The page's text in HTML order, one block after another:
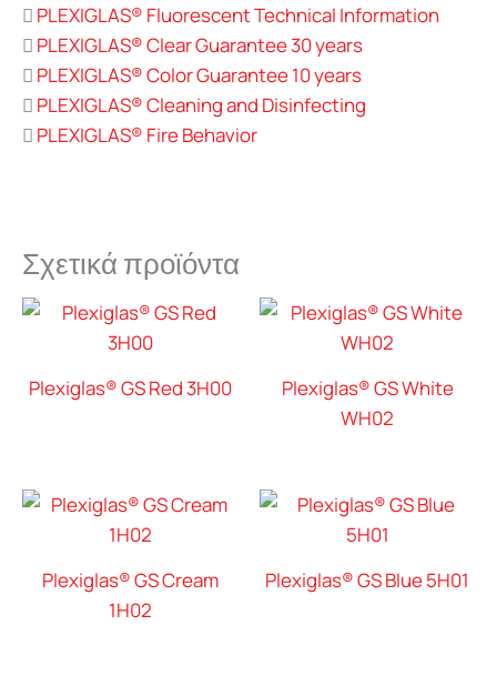
PLEXIGLAS® Fluorescent Technical Information
PLEXIGLAS® Clear Guarantee 30 years
PLEXIGLAS® Color Guarantee 10 years
PLEXIGLAS® Cleaning and Disinfecting
PLEXIGLAS® Fire Behavior
Σχετικά προϊόντα
Plexiglas® GS Red 3H00
Plexiglas® GS White
WH02
Plexiglas® GS Cream
1H02
Plexiglas® GS Blue 5H01